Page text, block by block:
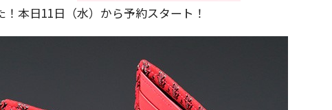
本日11日（水）から予約スタート！